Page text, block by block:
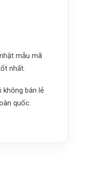
mẫu mã
nhất.
không bán lẻ
quốc.